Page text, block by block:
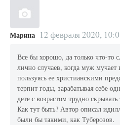
Марина 12 февраля 2020,
Все бы хорошо, да только что-то
лично случаев, когда муж мучает
пользуясь ее христианскими
терпит годы, зарабатывая себе
дете с возрастом трудно
Как тут быть? Автор описал
были бы такими, как Туберозов.